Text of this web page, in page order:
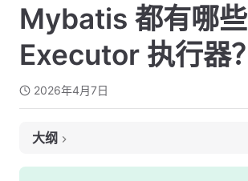
Mybatis 都有哪些
Executor 执行器？
2026年4月7日
大纲
面试考察点